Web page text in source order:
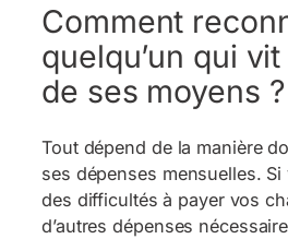
Comment
quelqu’un qui
de ses moyens ?
Tout dépend de la manière
ses dépenses mensuelles.
des difficultés à payer vos
d’autres dépenses